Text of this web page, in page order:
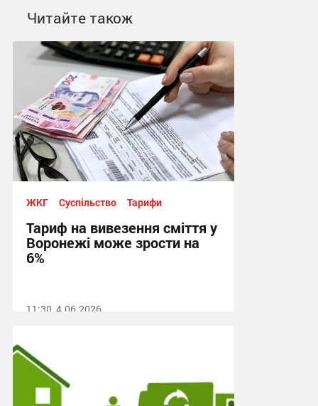
Читайте також
ЖКГ Суспільство Тарифи
Тариф на вивезення сміття у
Воронежі може зрости на
6%
11:30, 4.06.2026